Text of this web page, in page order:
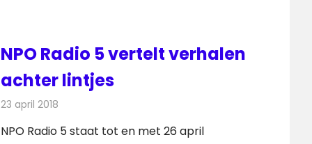
NPO Radio 5 vertelt verhalen
achter lintjes
23 april 2018
NPO Radio 5 staat tot en met 26 april